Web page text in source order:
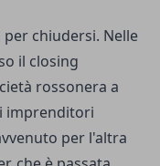
per chiudersi. Nelle
il closing
rossonera a
imprenditori
per l'altra